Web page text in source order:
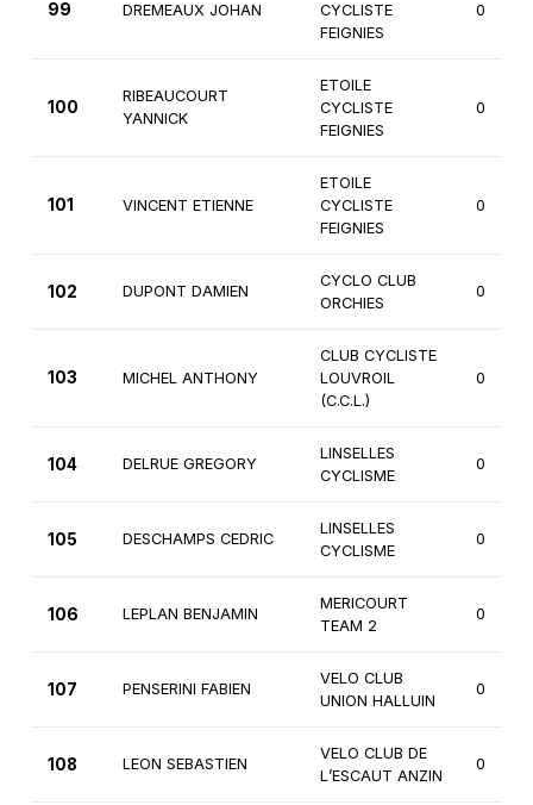
99 DREMEAUX JOHAN
CYCLISTE
FEIGNIES
0
100
RIBEAUCOURT
YANNICK
ETOILE
CYCLISTE
FEIGNIES
0
101 VINCENT ETIENNE
ETOILE
CYCLISTE
FEIGNIES
0
102 DUPONT DAMIEN
CYCLO CLUB
ORCHIES
0
103 MICHEL ANTHONY
CLUB CYCLISTE
LOUVROIL
(C.C.L.)
0
104 DELRUE GREGORY
LINSELLES
CYCLISME
0
105 DESCHAMPS CEDRIC
LINSELLES
CYCLISME
0
106 LEPLAN BENJAMIN
MERICOURT
TEAM 2
0
107 PENSERINI FABIEN
VELO CLUB
UNION HALLUIN
0
108 LEON SEBASTIEN
VELO CLUB DE
L’ESCAUT ANZIN
0